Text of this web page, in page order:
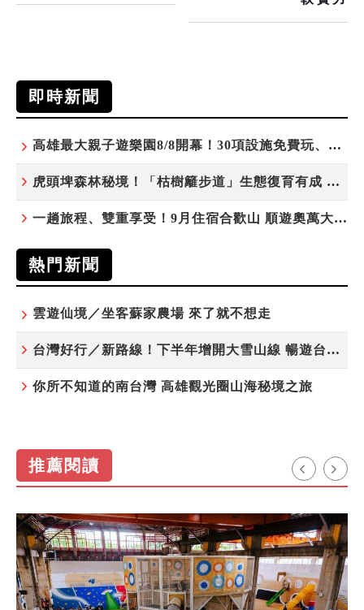
即時新聞
高雄最大親子遊樂園8/8開幕！30項設施免費玩、YOYO家族嗨翻暑假
虎頭埤森林秘境！「枯樹籬步道」生態復育有成 走進大自然生命教室
一趟旅程、雙重享受！9月住宿合歡山 順遊奧萬大10元優惠入園
熱門新聞
雲遊仙境／坐客蘇家農場 來了就不想走
台灣好行／新路線！下半年增開大雪山線 暢遊台中更便利
你所不知道的南台灣 高雄觀光圈山海秘境之旅
推薦閱讀